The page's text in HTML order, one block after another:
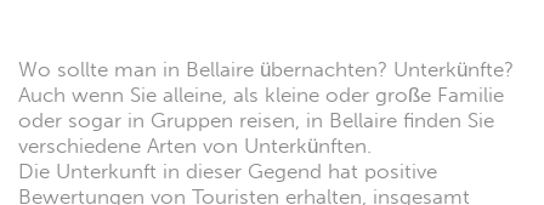
Wo sollte man in Bellaire übernachten? Unterkünfte?
Auch wenn Sie alleine, als kleine oder große Familie
oder sogar in Gruppen reisen, in Bellaire finden Sie
verschiedene Arten von Unterkünften.
Die Unterkunft in dieser Gegend hat positive
Bewertungen von Touristen erhalten, insgesamt